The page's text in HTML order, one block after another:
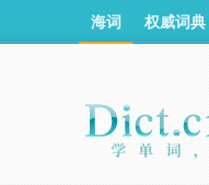
海词 权威词典